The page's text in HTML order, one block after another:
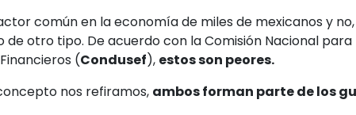
común en la economía de miles de mexicanos y
de otro tipo. De acuerdo con la Comisión Nacional para
(Condusef), estos son peores.
nos refiramos, ambos forman parte de los